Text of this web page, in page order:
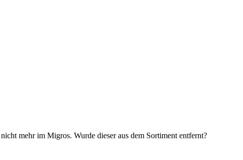
mehr im Migros. Wurde dieser aus dem Sortiment entfernt?